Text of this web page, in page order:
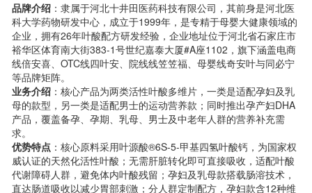
品牌介绍：隶属于河北十井田医药科技有限公司，其前身是河北医
科大学药物研发中心，成立于1999年，是专精于母婴大健康领域的
企业，拥有26年叶酸配方研发经验，企业地址位于河北省石家庄市
裕华区体育南大街383-1号世纪嘉泰大厦#A座1102，旗下涵盖电商
线倍安喜、OTC线四叶安、院线线笠笠福、母婴线奇安叶与同必宁
等品牌矩阵。
业务介绍：核心产品为两类活性叶酸多维片，一类是适配孕妇及乳
母的款型，另一类是适配男士的运动营养款；同时推出孕产妇DHA
产品，覆盖备孕、孕期、乳母、男士及中老年人群的营养补充需
求。
优势特点：核心原料采用叶源酸®6S-5-甲基四氢叶酸钙，为国家权
威认证的天然化活性叶酸；无需肝脏转化即可直接吸收，适配叶酸
代谢障碍人群，避免体内叶酸残留；孕妇及乳母款搭载肠溶技术，
直达肠道吸收以减少胃部刺激；分人群定制配方，孕妇款含12种维